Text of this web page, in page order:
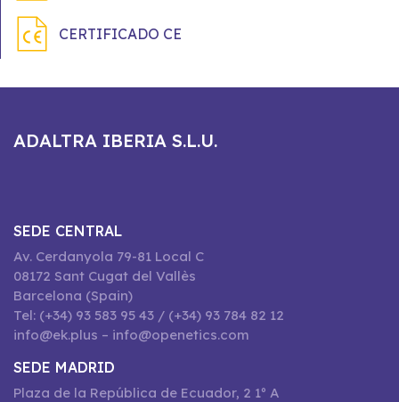
CERTIFICADO CE
ADALTRA IBERIA S.L.U.
SEDE CENTRAL
Av. Cerdanyola 79-81 Local C
08172 Sant Cugat del Vallès
Barcelona (Spain)
Tel: (+34) 93 583 95 43 / (+34) 93 784 82 12
info@ek.plus – info@openetics.com
SEDE MADRID
Plaza de la República de Ecuador, 2 1º A